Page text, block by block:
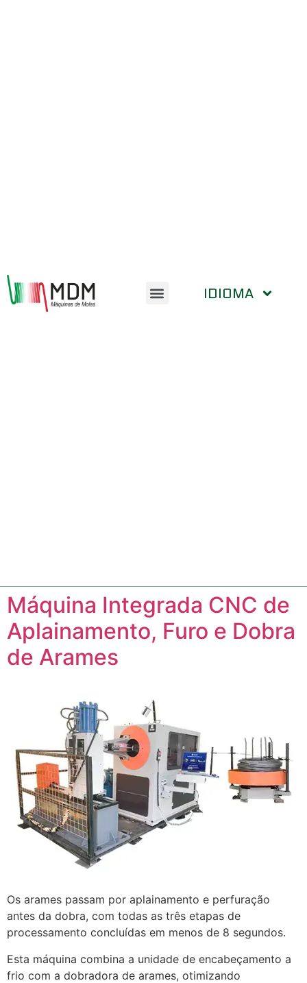
IDIOMA
Máquina Integrada CNC de
Aplainamento, Furo e Dobra
de Arames
Os arames passam por aplainamento e perfuração
antes da dobra, com todas as três etapas de
processamento concluídas em menos de 8 segundos.
Esta máquina combina a unidade de encabeçamento a
frio com a dobradora de arames, otimizando